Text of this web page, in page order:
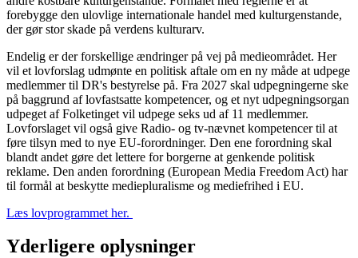
forebygge den ulovlige internationale handel med kulturgenstande,
der gør stor skade på verdens kulturarv.
Endelig er der forskellige ændringer på vej på medieområdet. Her
vil et lovforslag udmønte en politisk aftale om en ny måde at udpege
medlemmer til DR's bestyrelse på. Fra 2027 skal udpegningerne ske
på baggrund af lovfastsatte kompetencer, og et nyt udpegningsorgan
udpeget af Folketinget vil udpege seks ud af 11 medlemmer.
Lovforslaget vil også give Radio- og tv-nævnet kompetencer til at
føre tilsyn med to nye EU-forordninger. Den ene forordning skal
blandt andet gøre det lettere for borgerne at genkende politisk
reklame. Den anden forordning (European Media Freedom Act) har
til formål at beskytte mediepluralisme og mediefrihed i EU.
Læs lovprogrammet her.
Yderligere oplysninger